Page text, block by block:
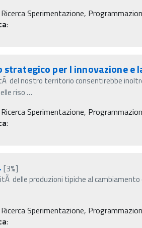
Ricerca Sperimentazione,
:
strategico per l innovazione
del nostro territorio consentirebbe
riso…
Ricerca Sperimentazione,
:
[3%]
delle produzioni tipiche al
Ricerca Sperimentazione,
: